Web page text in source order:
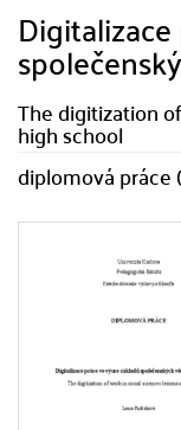
The digitization
high school
diplomová práce (